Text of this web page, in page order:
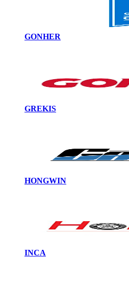
GONHER
GREKIS
HONGWIN
INCA